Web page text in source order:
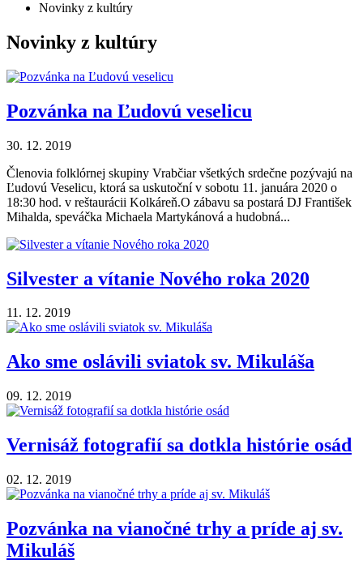
Novinky z kultúry
Novinky z kultúry
Pozvánka na Ľudovú veselicu
30. 12. 2019
Členovia folklórnej skupiny Vrabčiar všetkých srdečne pozývajú na
Ľudovú Veselicu, ktorá sa uskutoční v sobotu 11. januára 2020 o
18:30 hod. v reštaurácii Kolkáreň.O zábavu sa postará DJ František
Mihalda, speváčka Michaela Martykánová a hudobná...
Silvester a vítanie Nového roka 2020
11. 12. 2019
Ako sme oslávili sviatok sv. Mikuláša
09. 12. 2019
Vernisáž fotografií sa dotkla histórie osád
02. 12. 2019
Pozvánka na vianočné trhy a príde aj sv.
Mikuláš